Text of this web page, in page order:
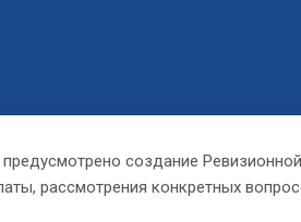
создание
рассмотрения конкретных